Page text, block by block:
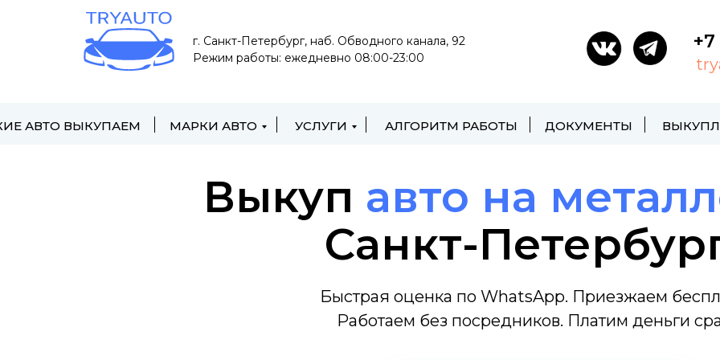
г. Санкт-Петербург, наб. Обводного канала, 92
Режим работы: ежедневно 08:00-23:00
+7
АВТО ВЫКУПАЕМ МАРКИ АВТО УСЛУГИ АЛГОРИТМ РАБОТЫ ДОКУМЕНТЫ
Выкуп авто на
Санкт-
Быстрая оценка по WhatsApp. Приезжаем
Работаем без посредников. Платим деньги